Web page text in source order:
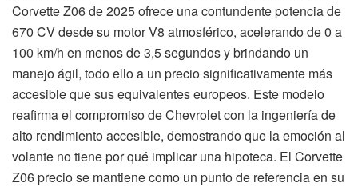
Corvette Z06 de 2025 ofrece una contundente potencia de
670 CV desde su motor V8 atmosférico, acelerando de 0 a
100 km/h en menos de 3,5 segundos y brindando un
manejo ágil, todo ello a un precio significativamente más
accesible que sus equivalentes europeos. Este modelo
reafirma el compromiso de Chevrolet con la ingeniería de
alto rendimiento accesible, demostrando que la emoción al
volante no tiene por qué implicar una hipoteca. El Corvette
Z06 precio se mantiene como un punto de referencia en su